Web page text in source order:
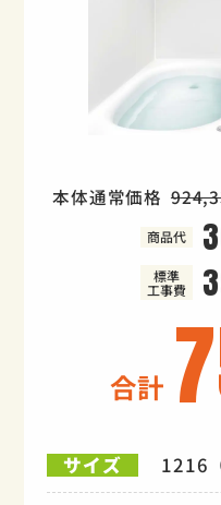
本体通常価格
商品代
標準
工事費
合計
サイズ 1216